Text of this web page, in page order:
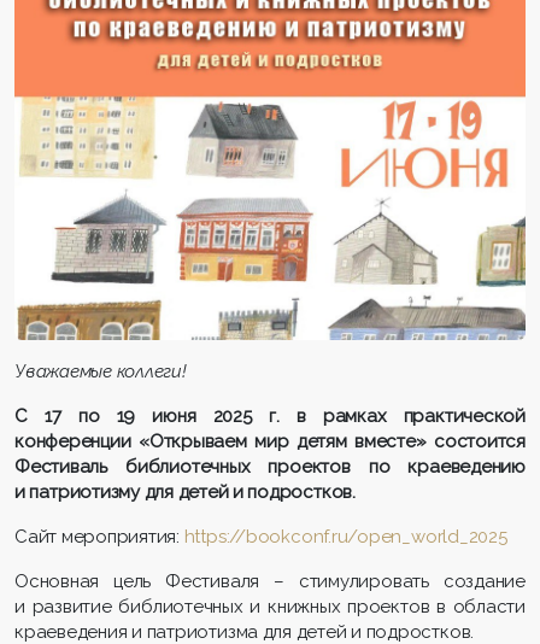
Уважаемые коллеги!
С 17 по 19 июня 2025 г. в рамках практической
конференции «Открываем мир детям вместе» состоится
Фестиваль библиотечных проектов по краеведению
и патриотизму для детей и подростков.
Сайт мероприятия: https://bookconf.ru/open_world_2025
Основная цель Фестиваля – стимулировать создание
и развитие библиотечных и книжных проектов в области
краеведения и патриотизма для детей и подростков.